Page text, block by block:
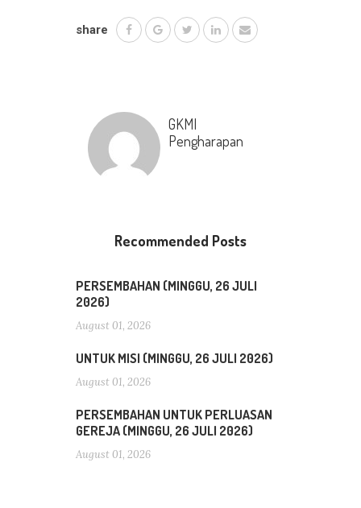
share
GKMI
Pengharapan
Recommended Posts
PERSEMBAHAN (MINGGU, 26 JULI
2026)
August 01, 2026
UNTUK MISI (MINGGU, 26 JULI 2026)
August 01, 2026
PERSEMBAHAN UNTUK PERLUASAN
GEREJA (MINGGU, 26 JULI 2026)
August 01, 2026